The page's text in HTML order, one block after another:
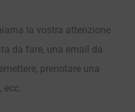
la vostra attenzione
da fare, una email da
prenotare una
ecc.